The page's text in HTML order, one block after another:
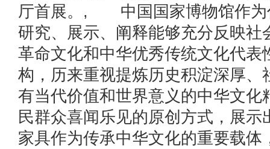
厅首展。, 中国国家博物馆作为
研究、展示、阐释能够充分反映社
革命文化和中华优秀传统文化代表
构，历来重视提炼历史积淀深厚、
有当代价值和世界意义的中华文化
民群众喜闻乐见的原创方式，
家具作为传承中华文化的重要载体